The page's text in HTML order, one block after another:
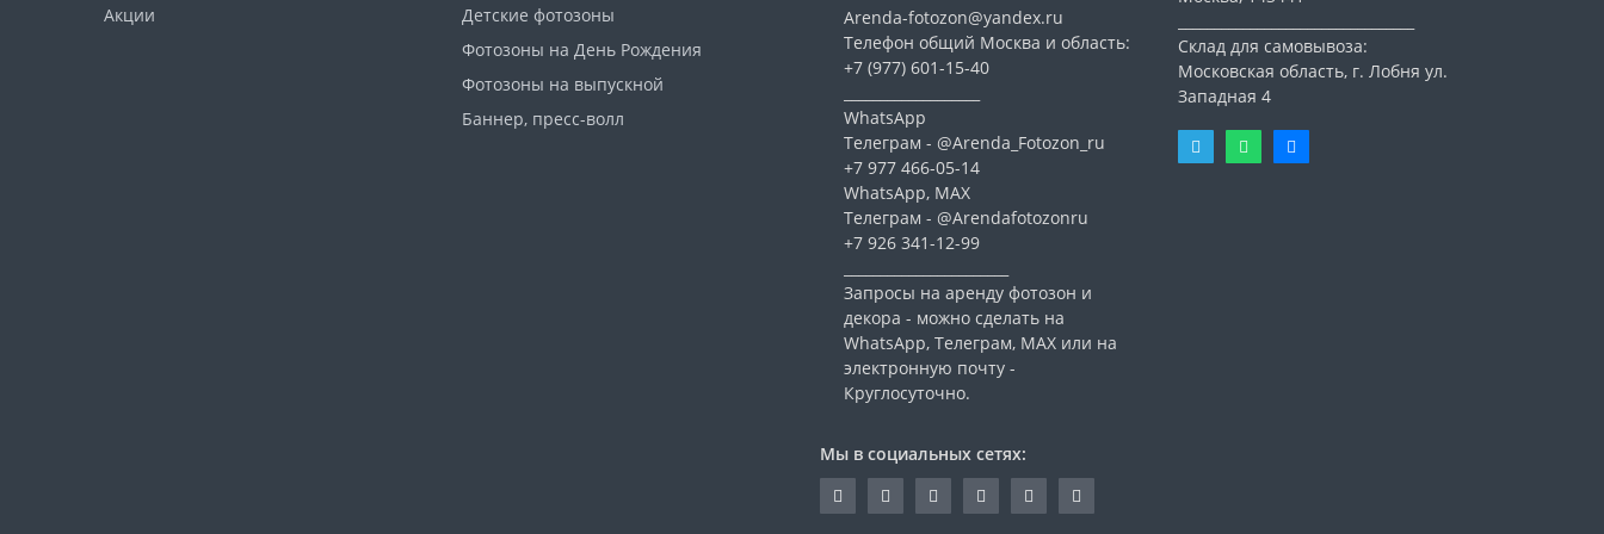
Акции
Детские фотозоны
Фотозоны на День Рождения
Фотозоны на выпускной
Баннер, пресс-волл
Arenda-fotozon@yandex.ru
Телефон общий Москва и область:
+7 (977) 601-15-40
WhatsApp
Телеграм - @Arenda_Fotozon_ru
+7 977 466-05-14
WhatsApp, МАХ
Телеграм - @Arendafotozonru
+7 926 341-12-99
Запросы на аренду фотозон и
декора - можно сделать на
WhatsApp, Телеграм, МАХ или на
электронную почту -
Круглосуточно.
Мы в социальных сетях:
Склад для самовывоза:
Московская область, г. Лобня ул.
Западная 4